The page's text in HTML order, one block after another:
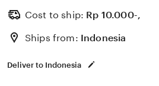
viral favorit Anda secara eksklusif.
Cost to ship: Rp 10.000-,
Ships from: Indonesia
Deliver to Indonesia